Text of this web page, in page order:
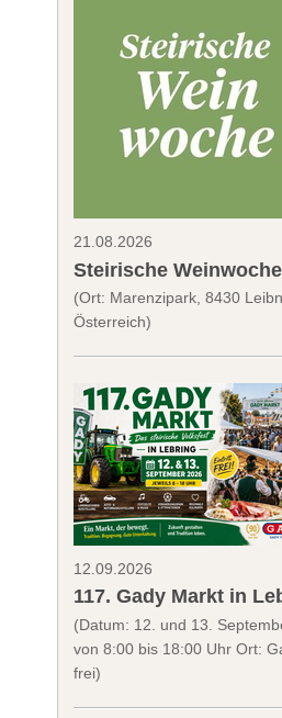
21.08.2026
Steirische
(Ort: Marenzipark, 8430
Österreich)
12.09.2026
117. Gady Markt in
(Datum: 12. und 13.
von 8:00 bis 18:00 Uhr Ort:
frei)